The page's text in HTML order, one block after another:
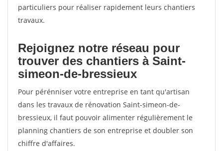
particuliers pour réaliser rapidement leurs chantiers
travaux.
Rejoignez notre réseau pour
trouver des chantiers à Saint-
simeon-de-bressieux
Pour pérénniser votre entreprise en tant qu'artisan
dans les travaux de rénovation Saint-simeon-de-
bressieux, il faut pouvoir alimenter régulièrement le
planning chantiers de son entreprise et doubler son
chiffre d'affaires.